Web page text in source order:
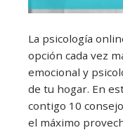
La psicología
opción cada vez
emocional y
de tu hogar. En
contigo 10
el máximo